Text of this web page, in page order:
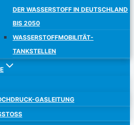
DER WASSERSTOFF IN DEUTSCHLAND
BIS 2050
WASSERSTOFFMOBILITÄT-
TANKSTELLEN
GASLEITUNG